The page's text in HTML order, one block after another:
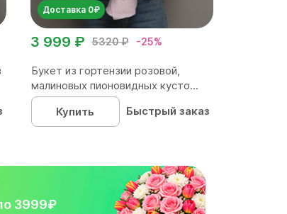
Доставка 0₽
5320 ₽ -25%
3 999 ₽
Букет из гортензии розовой,
малиновых пионовидных кусто...
Купить
Быстрый заказ
3999₽